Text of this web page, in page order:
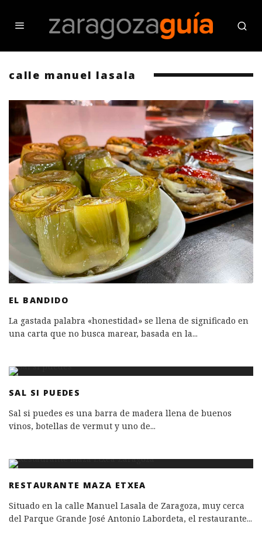
calle manuel lasala
EL BANDIDO
La gastada palabra «honestidad» se llena de significado en
una carta que no busca marear, basada en la...
SAL SI PUEDES
Sal si puedes es una barra de madera llena de buenos
vinos, botellas de vermut y uno de...
RESTAURANTE MAZA ETXEA
Situado en la calle Manuel Lasala de Zaragoza, muy cerca
del Parque Grande José Antonio Labordeta, el restaurante...